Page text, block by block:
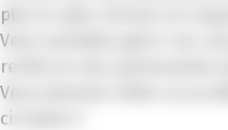
plus en plus strictes sur la
Vous souhaitez gérer vos
renforcer des partenariats
Vous aimeriez initier ou
circulaire ?